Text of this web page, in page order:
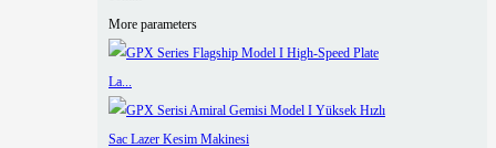
More parameters